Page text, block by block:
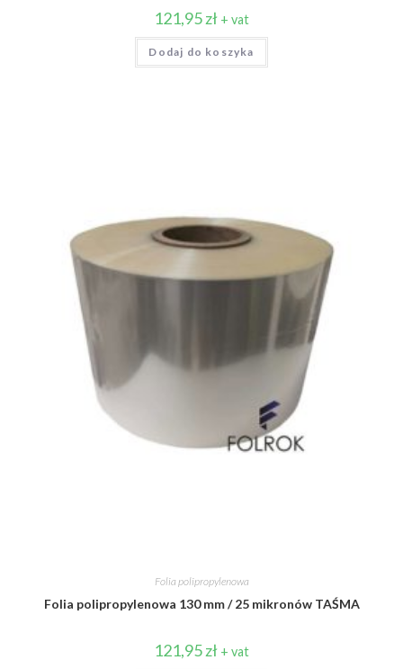
121,95zł + vat
Dodaj do koszyka
Folia polipropylenowa
Folia polipropylenowa 130 mm / 25 mikronów TAŚMA
121,95zł + vat